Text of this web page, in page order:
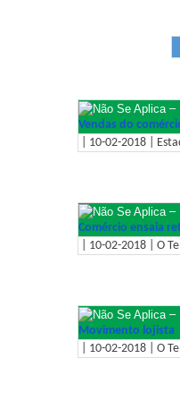
–
Vendas do
| 10-02-2018 |
–
Comércio ensaia
| 10-02-2018 | O
–
Movimento lojista
| 10-02-2018 | O